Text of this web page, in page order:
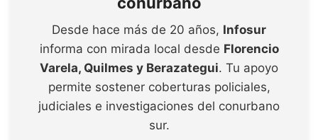
Desde hace más de 20 años, Infosur
informa con mirada local desde Florencio
Varela, Quilmes y Berazategui. Tu apoyo
permite sostener coberturas policiales,
judiciales e investigaciones del conurbano
sur.